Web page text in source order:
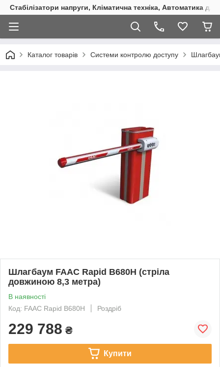
Стабілізатори напруги, Кліматична техніка, Автоматика
Каталог товарів Системи контролю доступу
Шлагбаум FAAC Rapid B680H (стріла
довжиною 8,3 метра)
В наявності
Код: FAAC Rapid B680H
Роздріб
229 788 ₴
Купити